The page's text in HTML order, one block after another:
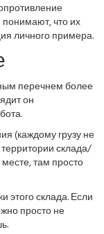
понимают, что их
личного примера.
перечнем более
он
(каждому грузу не
склада/
там просто
этого склада. Если
просто не